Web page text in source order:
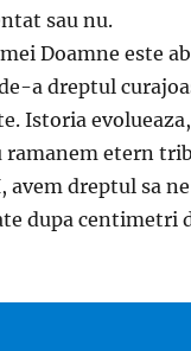
sau nu.
Doamne este
a dreptul
Istoria
etern
avem dreptul sa
dupa centimetri